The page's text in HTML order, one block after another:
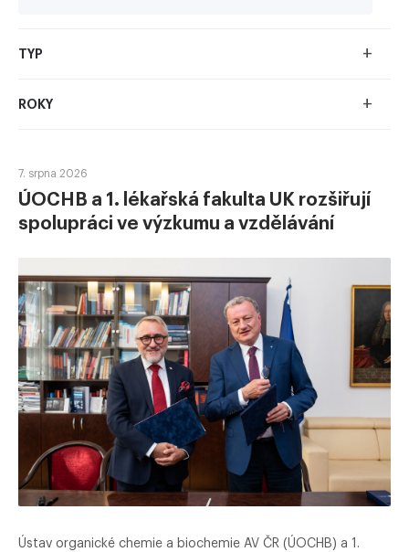
TYP +
ROKY +
7. srpna 2026
ÚOCHB a 1. lékařská fakulta UK rozšiřují
spolupráci ve výzkumu a vzdělávání
Ústav organické chemie a biochemie AV ČR (ÚOCHB) a 1.